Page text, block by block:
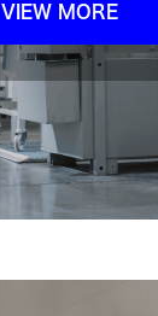
VIEW MORE